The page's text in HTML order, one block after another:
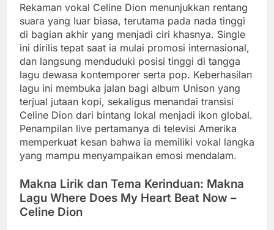
Rekaman vokal Celine Dion menunjukkan rentang
suara yang luar biasa, terutama pada nada tinggi
di bagian akhir yang menjadi ciri khasnya. Single
ini dirilis tepat saat ia mulai promosi internasional,
dan langsung menduduki posisi tinggi di tangga
lagu dewasa kontemporer serta pop. Keberhasilan
lagu ini membuka jalan bagi album Unison yang
terjual jutaan kopi, sekaligus menandai transisi
Celine Dion dari bintang lokal menjadi ikon global.
Penampilan live pertamanya di televisi Amerika
memperkuat kesan bahwa ia memiliki vokal langka
yang mampu menyampaikan emosi mendalam.
Makna Lirik dan Tema Kerinduan: Makna
Lagu Where Does My Heart Beat Now –
Celine Dion